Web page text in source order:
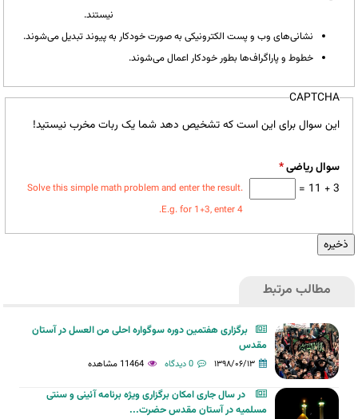
نیستند.
نشانی‌های وب و پست الکترونیکی به صورت خودکار به پیوند تبدیل می‌شوند.
خطوط و پاراگراف‌ها بطور خودکار اعمال می‌شوند.
CAPTCHA
این سوال برای این است که تشخیص دهد شما یک ربات مخرب نیستید!
سوال ریاضی*
3 + 11 =
Solve this simple math problem and enter the result.
E.g. for 1+3, enter 4.
مطالب مرتبط
برگزاری هفتمین دوره سوگواره احلی من العسل در آستان
مقدس
۱۳۹۸/۰۶/۱۳ 0 دیدگاه 11464 مشاهده
در سال جاری امکان برگزاری ویژه برنامه آئینی و سنتی
مسلمیه در آستان مقدس حضرت...